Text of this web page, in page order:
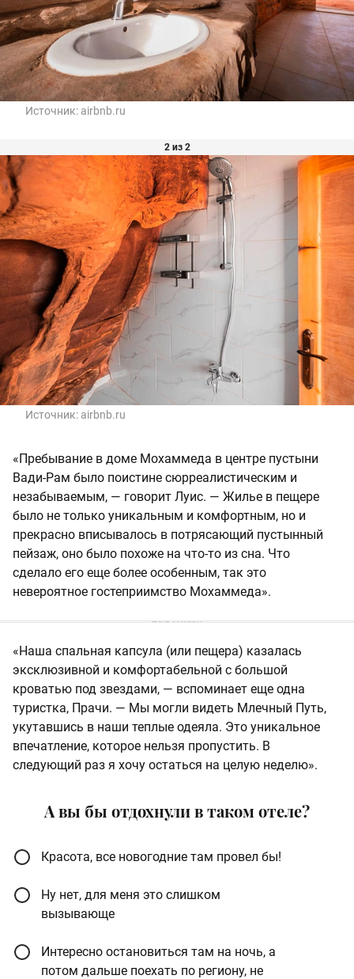
Источник: airbnb.ru
2 из 2
Источник: airbnb.ru
«Пребывание в доме Мохаммеда в центре пустыни
Вади-Рам было поистине сюрреалистическим и
незабываемым, — говорит Луис. — Жилье в пещере
было не только уникальным и комфортным, но и
прекрасно вписывалось в потрясающий пустынный
пейзаж, оно было похоже на что-то из сна. Что
сделало его еще более особенным, так это
невероятное гостеприимство Мохаммеда».
«Наша спальная капсула (или пещера) казалась
эксклюзивной и комфортабельной с большой
кроватью под звездами, — вспоминает еще одна
туристка, Прачи. — Мы могли видеть Млечный Путь,
укутавшись в наши теплые одеяла. Это уникальное
впечатление, которое нельзя пропустить. В
следующий раз я хочу остаться на целую неделю».
А вы бы отдохнули в таком отеле?
Красота, все новогодние там провел бы!
Ну нет, для меня это слишком
вызывающе
Интересно остановиться там на ночь, а
потом дальше поехать по региону, не